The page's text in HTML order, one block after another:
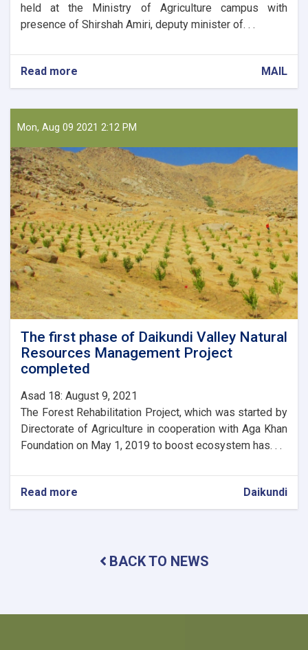
held at the Ministry of Agriculture campus with
presence of Shirshah Amiri, deputy minister of. . .
Read more
Meeting
on
Horticultural
Products
MAIL
Mon, Aug 09 2021 2:12 PM
The first phase of Daikundi Valley Natural
Resources Management Project
completed
Asad 18: August 9, 2021
The Forest Rehabilitation Project, which was started by
Directorate of Agriculture in cooperation with Aga Khan
Foundation on May 1, 2019 to boost ecosystem has. . .
Read more
Daikundi
Management
Daikundi
BACK TO NEWS